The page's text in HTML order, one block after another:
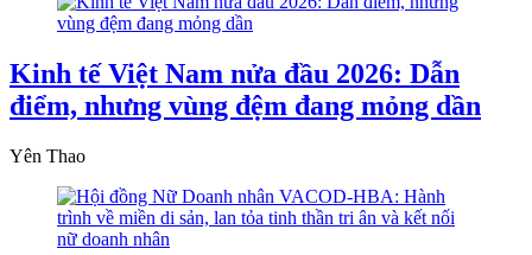
Kinh tế Việt Nam nửa đầu 2026: Dẫn
điểm, nhưng vùng đệm đang mỏng dần
Yên Thao